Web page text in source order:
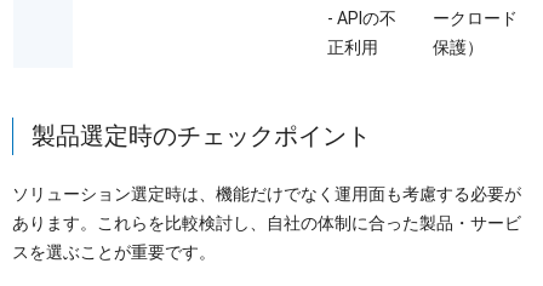
- APIの不
正利用
ークロード
保護）
製品選定時のチェックポイント
ソリューション選定時は、機能だけでなく運用面も考慮する必要が
あります。これらを比較検討し、自社の体制に合った製品・サービ
スを選ぶことが重要です。